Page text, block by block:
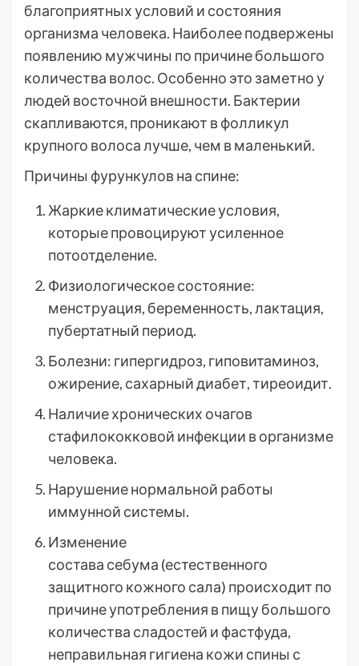
благоприятных условий и состояния
организма человека. Наиболее подвержены
появлению мужчины по причине большого
количества волос. Особенно это заметно у
людей восточной внешности. Бактерии
скапливаются, проникают в фолликул
крупного волоса лучше, чем в маленький.
Причины фурункулов на спине:
Жаркие климатические условия,
которые провоцируют усиленное
потоотделение.
Физиологическое состояние:
менструация, беременность, лактация,
пубертатный период.
Болезни: гипергидроз, гиповитаминоз,
ожирение, сахарный диабет, тиреоидит.
Наличие хронических очагов
стафилококковой инфекции в организме
человека.
Нарушение нормальной работы
иммунной системы.
Изменение
состава себума (естественного
защитного кожного сала) происходит по
причине употребления в пищу большого
количества сладостей и фастфуда,
неправильная гигиена кожи спины с